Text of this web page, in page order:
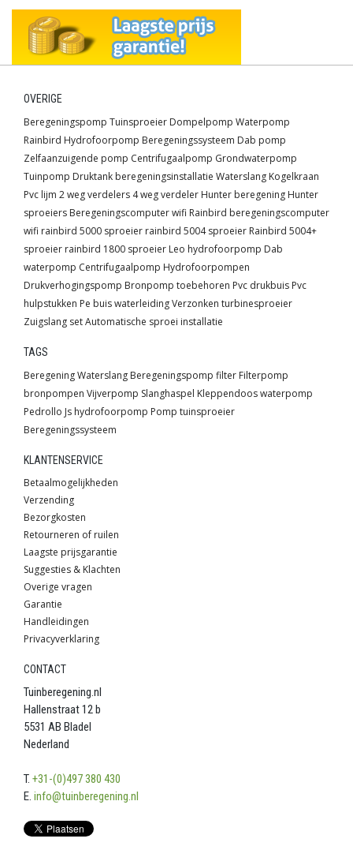
OVERIGE
Beregeningspomp Tuinsproeier Dompelpomp Waterpomp
Rainbird Hydrofoorpomp Beregeningssysteem Dab pomp
Zelfaanzuigende pomp Centrifugaalpomp Grondwaterpomp
Tuinpomp Druktank beregeningsinstallatie Waterslang Kogelkraan
Pvc lijm 2 weg verdelers 4 weg verdeler Hunter beregening Hunter
sproeiers Beregeningscomputer wifi Rainbird beregeningscomputer
wifi rainbird 5000 sproeier rainbird 5004 sproeier Rainbird 5004+
sproeier rainbird 1800 sproeier Leo hydrofoorpomp Dab
waterpomp Centrifugaalpomp Hydrofoorpompen
Drukverhogingspomp Bronpomp toebehoren Pvc drukbuis Pvc
hulpstukken Pe buis waterleidingVerzonken turbinesproeier
Zuigslang setAutomatische sproei installatie
TAGS
BeregeningWaterslang Beregeningspomp filter Filterpomp
bronpompen Vijverpomp Slanghaspel Kleppendooswaterpomp
Pedrollo Js hydrofoorpomp Pomp tuinsproeier
Beregeningssysteem
KLANTENSERVICE
Betaalmogelijkheden
Verzending
Bezorgkosten
Retourneren of ruilen
Laagste prijsgarantie
Suggesties & Klachten
Overige vragen
Garantie
Handleidingen
Privacyverklaring
CONTACT
Tuinberegening.nl
Hallenstraat 12 b
5531 AB Bladel
Nederland
T. +31-(0)497 380 430
E. info@tuinberegening.nl